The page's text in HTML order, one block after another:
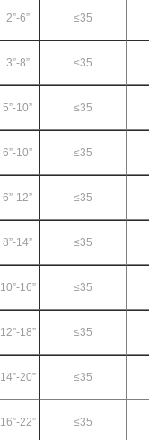
2”-6” ≤35
3”-8” ≤35
5”-10” ≤35
6”-10” ≤35
6”-12” ≤35
8”-14” ≤35
10”-16” ≤35
12”-18” ≤35
14”-20” ≤35
16”-22” ≤35